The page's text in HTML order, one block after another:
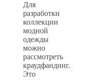
Для
разработки
коллекции
модной
одежды
можно
рассмотреть
краудфандинг.
Это